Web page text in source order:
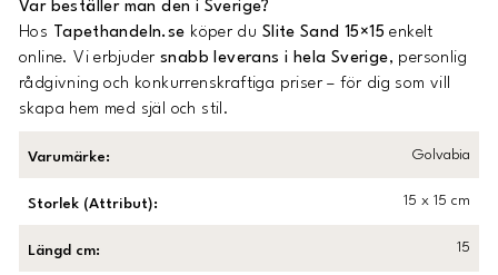
Var beställer man den i Sverige?
Hos Tapethandeln.se köper du Slite Sand 15×15 enkelt
online. Vi erbjudersnabb leverans i hela Sverige, personlig
rådgivning och konkurrenskraftiga priser – för dig som vill
skapa hem med själ och stil.
Varumärke: Golvabia
Storlek (Attribut): 15 x 15 cm
Längd cm: 15